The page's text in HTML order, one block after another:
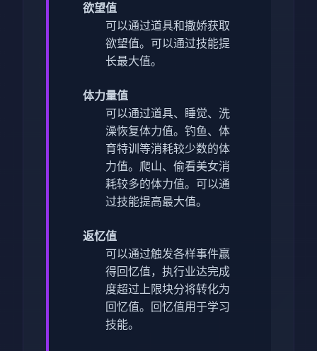
欲望值
可以通过道具和撒娇获取
欲望值。 可以通过技能提
长最大值。
体力量值
可以通过道具、睡觉、洗
澡恢复体力值。 钓鱼、体
育特训等消耗较少数的体
力值。 爬山、偷看美女消
耗较多的体力值。 可以通
过技能提高最大值。
返忆值
可以通过触发各样事件赢
得回忆值，执行业达完成
度超过上限块分将转化为
回忆值。 回忆值用于学习
技能。